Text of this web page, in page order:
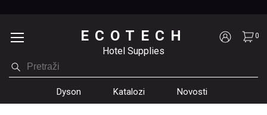
Dyson Katalozi Novosti
ECOTECH
Hotel Supplies
0